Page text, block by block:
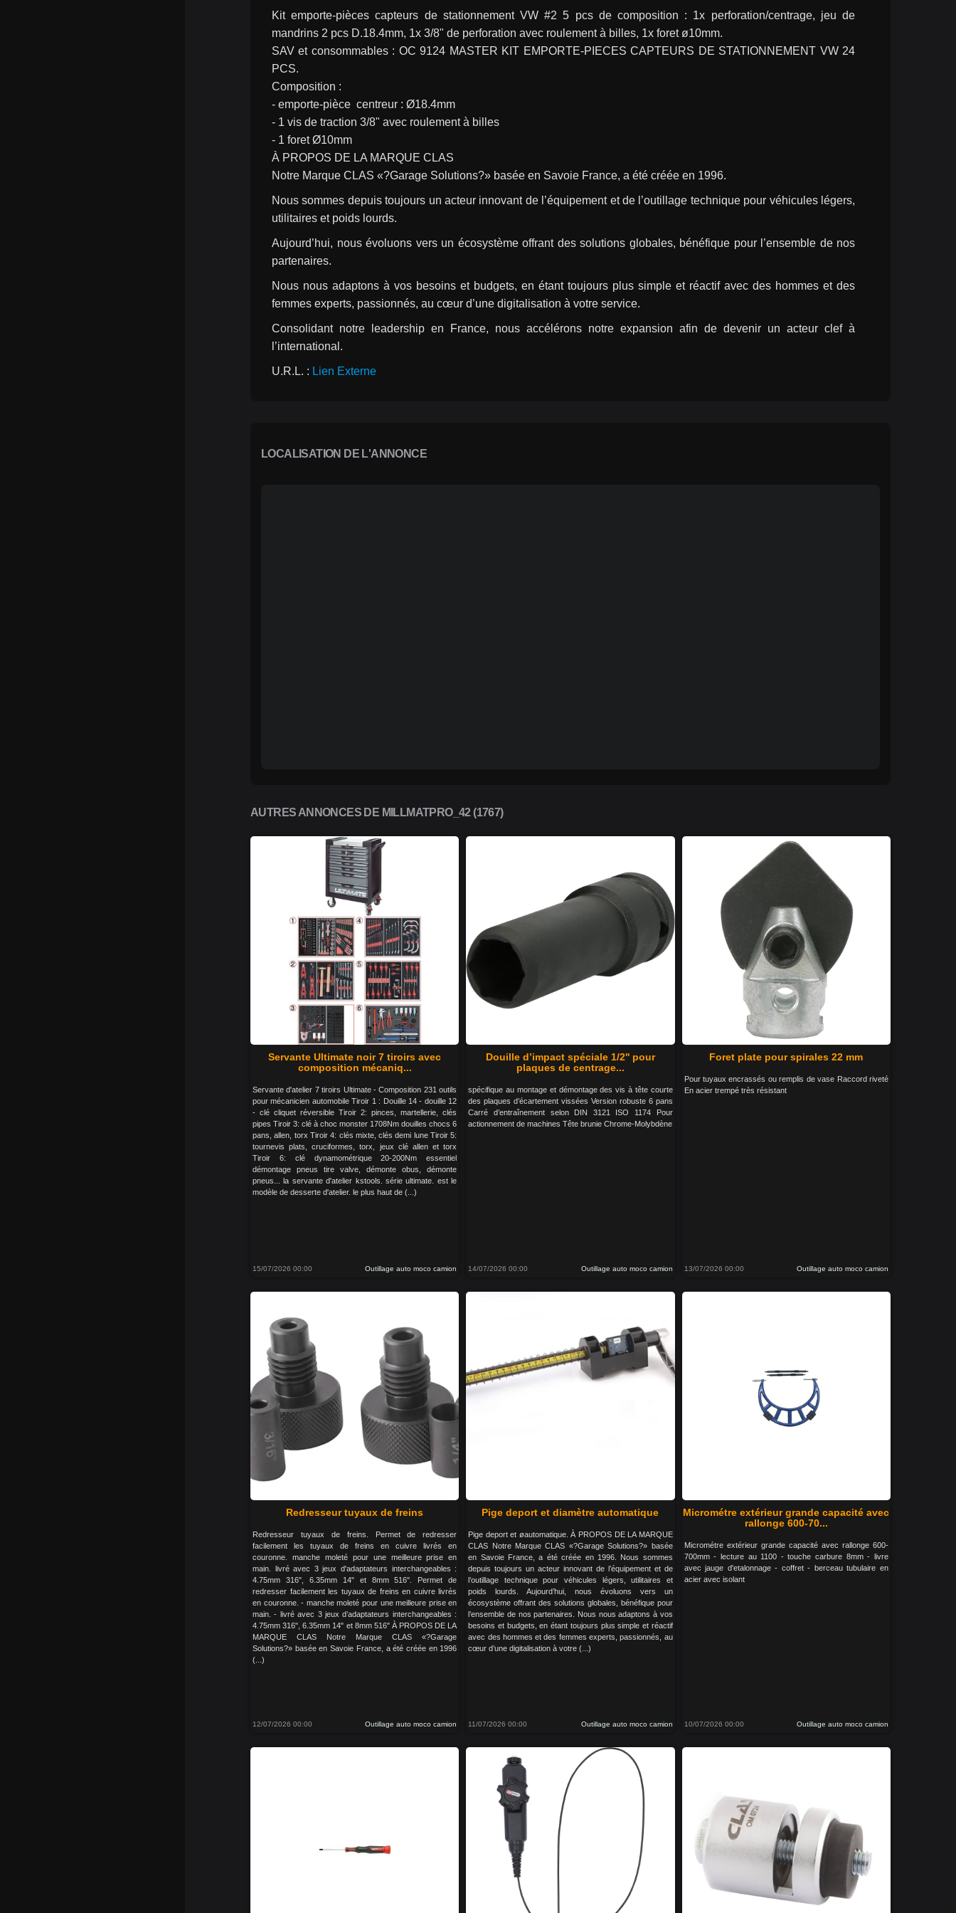
Kit emporte-pièces capteurs de stationnement VW #2 5 pcs de composition : 1x perforation/centrage, jeu de
mandrins 2 pcs D.18.4mm, 1x 3/8" de perforation avec roulement à billes, 1x foret ø10mm.
SAV et consommables : OC 9124 MASTER KIT EMPORTE-PIECES CAPTEURS DE STATIONNEMENT VW 24
PCS.
Composition :
- emporte-pièce  centreur : Ø18.4mm
- 1 vis de traction 3/8" avec roulement à billes
- 1 foret Ø10mm
À PROPOS DE LA MARQUE CLAS
Notre Marque CLAS «?Garage Solutions?» basée en Savoie France, a été créée en 1996.
Nous sommes depuis toujours un acteur innovant de l’équipement et de l’outillage technique pour véhicules légers,
utilitaires et poids lourds.
Aujourd’hui, nous évoluons vers un écosystème offrant des solutions globales, bénéfique pour l’ensemble de nos
partenaires.
Nous nous adaptons à vos besoins et budgets, en étant toujours plus simple et réactif avec des hommes et des
femmes experts, passionnés, au cœur d’une digitalisation à votre service.
Consolidant notre leadership en France, nous accélérons notre expansion afin de devenir un acteur clef à
l’international.
U.R.L. : Lien Externe
LOCALISATION DE L'ANNONCE
AUTRES ANNONCES DE MILLMATPRO_42 (1767)
Servante Ultimate noir 7 tiroirs avec
composition mécaniq...
Servante d'atelier 7 tiroirs Ultimate - Composition 231 outils
pour mécanicien automobile Tiroir 1 : Douille 14 - douille 12
- clé cliquet réversible Tiroir 2: pinces, martellerie, clés
pipes Tiroir 3: clé à choc monster 1708Nm douilles chocs 6
pans, allen, torx Tiroir 4: clés mixte, clés demi lune Tiroir 5:
tournevis plats, cruciformes, torx, jeux clé allen et torx
Tiroir 6: clé dynamométrique 20-200Nm essentiel
démontage pneus tire valve, démonte obus, démonte
pneus... la servante d'atelier kstools. série ultimate. est le
modèle de desserte d'atelier. le plus haut de (...)
15/07/2026 00:00 Outillage auto moco camion
Douille d’impact spéciale 1/2'' pour
plaques de centrage...
spécifique au montage et démontage des vis à tête courte
des plaques d’écartement vissées Version robuste 6 pans
Carré d’entraînement selon DIN 3121 ISO 1174 Pour
actionnement de machines Tête brunie Chrome-Molybdène
14/07/2026 00:00 Outillage auto moco camion
Foret plate pour spirales 22 mm
Pour tuyaux encrassés ou remplis de vase Raccord riveté
En acier trempé très résistant
13/07/2026 00:00 Outillage auto moco camion
Redresseur tuyaux de freins
Redresseur tuyaux de freins. Permet de redresser
facilement les tuyaux de freins en cuivre livrés en
couronne. manche moleté pour une meilleure prise en
main. livré avec 3 jeux d'adaptateurs interchangeables :
4.75mm 316", 6.35mm 14" et 8mm 516". Permet de
redresser facilement les tuyaux de freins en cuivre livrés
en couronne. - manche moleté pour une meilleure prise en
main. - livré avec 3 jeux d’adaptateurs interchangeables :
4.75mm 316", 6.35mm 14" et 8mm 516" À PROPOS DE LA
MARQUE CLAS Notre Marque CLAS «?Garage
Solutions?» basée en Savoie France, a été créée en 1996
(...)
12/07/2026 00:00 Outillage auto moco camion
Pige deport et diamètre automatique
Pige deport et øautomatique. À PROPOS DE LA MARQUE
CLAS Notre Marque CLAS «?Garage Solutions?» basée
en Savoie France, a été créée en 1996. Nous sommes
depuis toujours un acteur innovant de l’équipement et de
l’outillage technique pour véhicules légers, utilitaires et
poids lourds. Aujourd’hui, nous évoluons vers un
écosystème offrant des solutions globales, bénéfique pour
l’ensemble de nos partenaires. Nous nous adaptons à vos
besoins et budgets, en étant toujours plus simple et réactif
avec des hommes et des femmes experts, passionnés, au
cœur d’une digitalisation à votre (...)
11/07/2026 00:00 Outillage auto moco camion
Micrométre extérieur grande capacité avec
rallonge 600-70...
Micrométre extérieur grande capacité avec rallonge 600-
700mm - lecture au 1100 - touche carbure 8mm - livre
avec jauge d'etalonnage - coffret - berceau tubulaire en
acier avec isolant
10/07/2026 00:00 Outillage auto moco camion